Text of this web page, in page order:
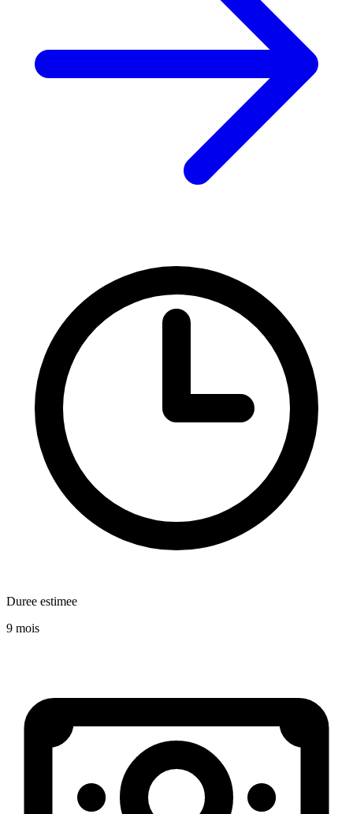
Duree estimee
9 mois